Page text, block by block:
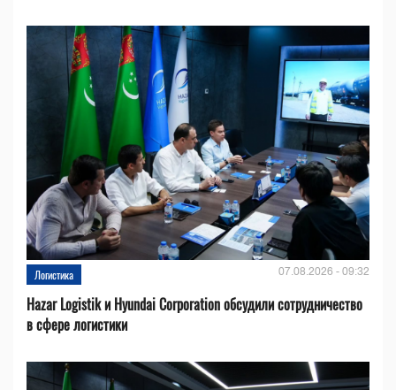
Логистика 07.08.2026 - 09:32
Hazar Logistik и Hyundai Corporation обсудили сотрудничество
в сфере логистики